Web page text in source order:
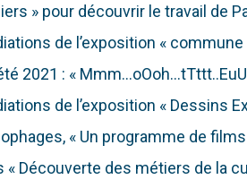
» pour découvrir le travail de
de l’exposition «
2021 : «
de l’exposition « Dessins
« Un programme de films
« Découverte des métiers de la